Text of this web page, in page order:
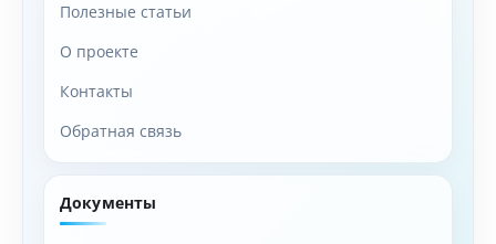
Полезные статьи
О проекте
Контакты
Обратная связь
Документы